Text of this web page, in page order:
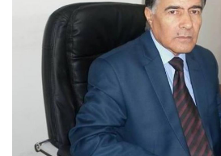
4-уми декабр- зодрӯзи
шоири абадзинда Абулқосим
Лоҳутӣ